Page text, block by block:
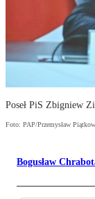
Poseł PiS Zbigniew
Foto: PAP/Przemysław
Bogusław